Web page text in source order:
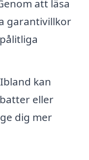
att läsa
garantivillkor
Ibland kan
eller
dig mer